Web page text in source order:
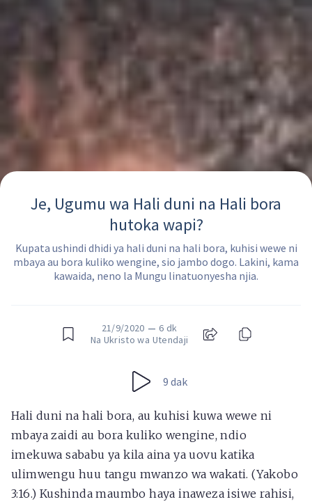
Je, Ugumu wa Hali duni na Hali bora
hutoka wapi?
Kupata ushindi dhidi ya hali duni na hali bora, kuhisi wewe ni
mbaya au bora kuliko wengine, sio jambo dogo. Lakini, kama
kawaida, neno la Mungu linatuonyesha njia.
21/9/2020 — 6 dk
Na Ukristo wa Utendaji
9 dak
Hali duni na hali bora, au kuhisi kuwa wewe ni
mbaya zaidi au bora kuliko wengine, ndio
imekuwa sababu ya kila aina ya uovu katika
ulimwengu huu tangu mwanzo wa wakati. (Yakobo
3:16.) Kushinda maumbo haya inaweza isiwe rahisi,